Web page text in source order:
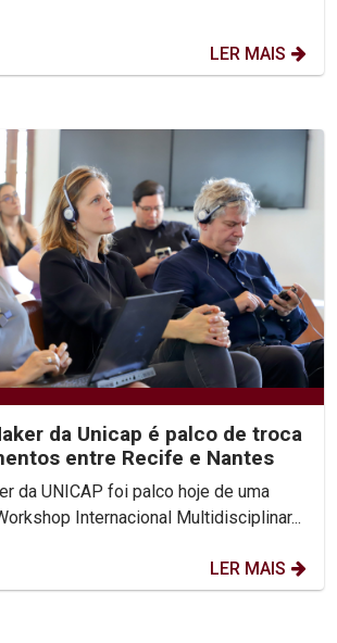
LER MAIS
da Unicap é palco de troca
entre Recife e Nantes
da UNICAP foi palco hoje de uma
Internacional Multidisciplinar...
LER MAIS